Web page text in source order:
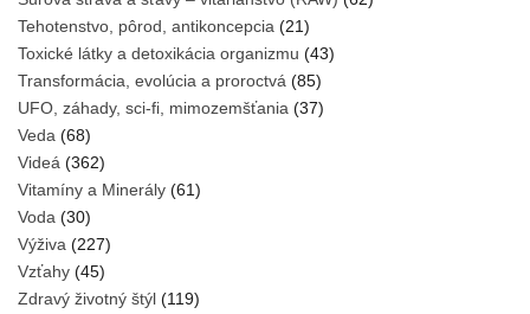
Tehotenstvo, pôrod, antikoncepcia (21)
Toxické látky a detoxikácia organizmu (43)
Transformácia, evolúcia a proroctvá (85)
UFO, záhady, sci-fi, mimozemšťania (37)
Veda (68)
Videá (362)
Vitamíny a Minerály (61)
Voda (30)
Výživa (227)
Vzťahy (45)
Zdravý životný štýl (119)